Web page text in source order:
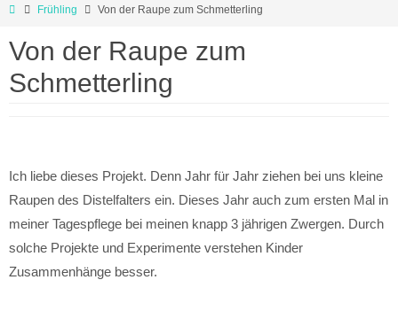
StartFrühling Von der Raupe zum Schmetterling
Von der Raupe zum
Schmetterling
Ich liebe dieses Projekt. Denn Jahr für Jahr ziehen bei uns kleine
Raupen des Distelfalters ein. Dieses Jahr auch zum ersten Mal in
meiner Tagespflege bei meinen knapp 3 jährigen Zwergen. Durch
solche Projekte und Experimente verstehen Kinder
Zusammenhänge besser.